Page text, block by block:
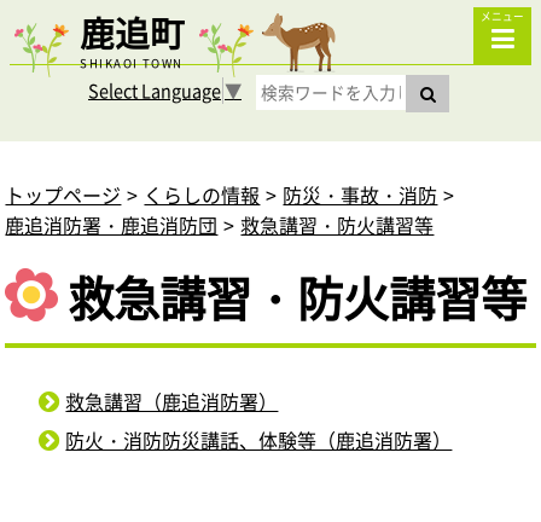
鹿追町
SHIKAOI TOWN
メニュー
Select Language▼
トップページ くらしの情報
防災・事故・消防
鹿追消防署・鹿追消防団
救急講習・防火講習等
救急講習・防火講習等
救急講習（鹿追消防署）
防火・消防防災講話、体験等（鹿追消防署）